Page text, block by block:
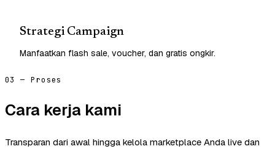
Strategi Campaign
Manfaatkan flash sale, voucher, dan gratis ongkir.
03 — Proses
Cara kerja kami
Transparan dari awal hingga kelola marketplace Anda live dan